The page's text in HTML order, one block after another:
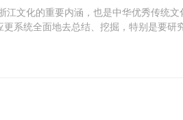
江文化的重要内涵，也是中华优秀传统
系统全面地去总结、挖掘，特别是要研